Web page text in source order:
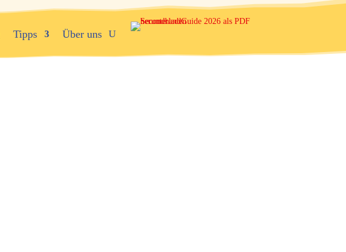
Tipps Über uns